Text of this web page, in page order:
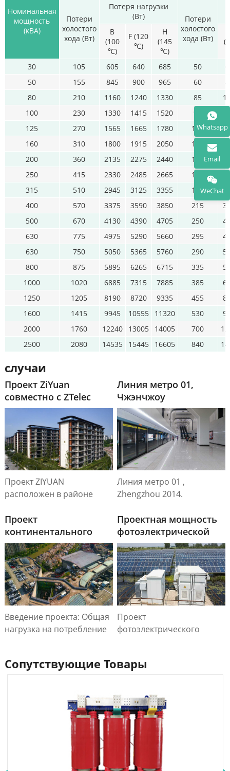
Номинальная
мощность
(кВА)
Потери
холостого
хода (Вт)
Потеря нагрузки
(Вт)
Потери
холостого
хода (Вт)
B
(100
℃)
F (120
℃)
H
(145
℃)
30
105 605 640 685 50
50
155 845 900 965 60
80
210 1160 1240 1330 85
100
230 1330 1415 1520 90
125
270 1565 1665 1780 105
160
310 1800 1915 2050 120
200
360 2135 2275 2440 140
250
415 2330 2485 2665 160
315
510 2945 3125 3355 195
400
570 3375 3590 3850 215
500
670 4130 4390 4705 250
630
775 4975 5290 5660 295
630
750 5050 5365 5760 290
800
875 5895 6265 6715 335
1000
1020 6885 7315 7885 385
1250
1205 8190 8720 9335 455
1600
1415 9945 10555 11320 530
2000
1760 12240 13005 14005 700
2500
2080 14535 15445 16605 840
случаи
Проект ZiYuan
совместно с ZTelec
Group
Проект ZIYUAN
расположен в районе
общая площадь застройки
составляет 83414,1 м2,
общая площадь этажей —
37309, всего 1567 домов.
Линия метро 01,
Чжэнчжоу
Линия метро 01 ,
Zhengzhou 2014.
Проект
континентального
международного
автомобильного
города
Введение проекта: Общая
нагрузка на потребление
кВА, с 6 наборами
трансформаторов 1600
трансформаторов 1250
Проектная мощность
фотоэлектрической
станции «Пик Ючжоу»
Проект
фотоэлектрического
Юйчжоу представляет
собой ключевое
инфраструктуры
возобновляемой
энергетики Китая,
сочетающее передовые
технологии с целями
устойчивого развития.
Сопутствующие Товары
Whatsapp
Email
WeChat